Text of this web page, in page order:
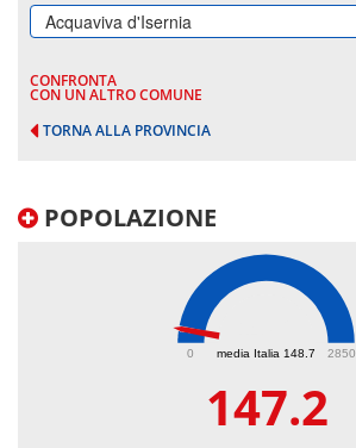
Acquaviva d'Isernia
CONFRONTA
CON UN ALTRO COMUNE
TORNA ALLA PROVINCIA
POPOLAZIONE
media Italia 148.7
0 2850
147.2